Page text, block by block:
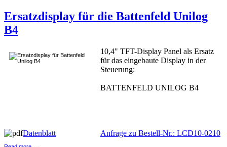
Ersatzdisplay für die Battenfeld Unilog
B4
10,4" TFT-Display Panel als Ersatz
für das eingebaute Display in der
Steuerung:
BATTENFELD UNILOG B4
Datenblatt Anfrage zu Bestell-Nr.: LCD10-0210